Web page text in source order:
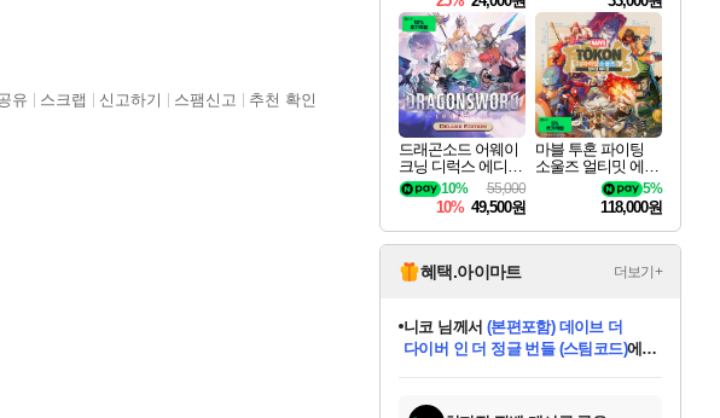
유 스크랩 신고하기 스팸신고 추천 확인
드래곤소드 어웨이
크닝 디럭스 에디션
DragonSword Awake
ning Deluxe Edition
55,000
10%
10% 49,500원
마블 투혼 파이팅
소울즈 얼티밋 에디
션 MARVEL Tokon
Fighting Souls Ultima
5%
118,000원
혜택.아이마트 더보기+
교환.
당첨되셨습니다.
당첨되셨습니다.
한건했습니다님께서마피아
데피니티브 에디션 (스팀코드)에
당첨되셨습니다.
당첨되셨습니다.
당첨되셨습니다.
당첨되셨습니다.
에디션 (스팀코드)를 교환.
당첨되셨습니다.